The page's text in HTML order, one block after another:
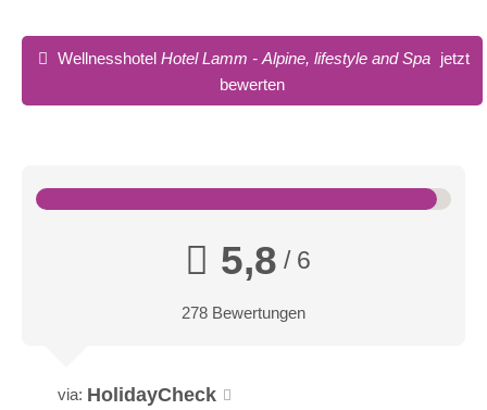
Wellnesshotel Hotel Lamm - Alpine, lifestyle and Spa jetzt
bewerten
5,8 / 6
278 Bewertungen
via: HolidayCheck